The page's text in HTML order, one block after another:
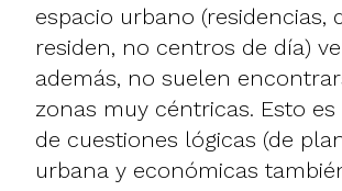
espacio urbano (residencias,
residen, no centros de día)
además, no suelen
zonas muy céntricas. Esto
de cuestiones lógicas (de
urbana y económicas